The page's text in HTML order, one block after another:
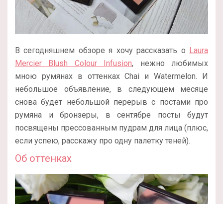
В сегодняшнем обзоре я хочу рассказать о Laura
Mercier Blush Colour Infusion, нежно любимых
мною румянах в оттенках Chai и Watermelon. И
небольшое объявление, в следующем месяце
снова будет небольшой перерыв с постами про
румяна и бронзеры, в сентябре посты будут
посвящены прессованным пудрам для лица (плюс,
если успею, расскажу про одну палетку теней).
Об оттенках